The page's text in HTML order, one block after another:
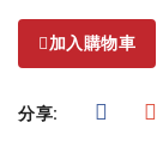
加入購物車
分享: